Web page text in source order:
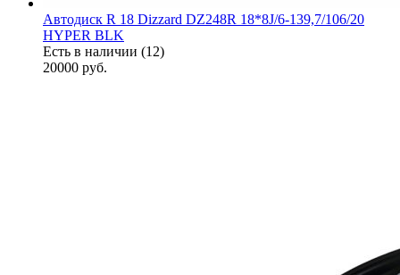
Автодиск R 18 Dizzard DZ248R 18*8J/6-139,7/106/20
HYPER BLK
Есть в наличии (12)
20000 руб.